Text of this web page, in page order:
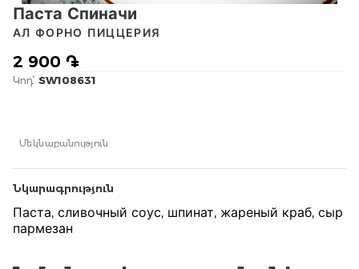
Паста Спиначи
2 900 ֏
АЛ ФОРНО ПИЦЦЕРИЯ
Կոդ՝ SW108631
Մեկնաբանություն
Նկարագրություն
Паста, сливочный соус, шпинат, жареный краб, сыр
пармезан